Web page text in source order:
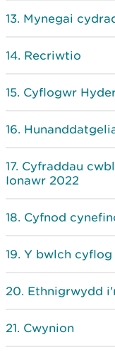
Mynegai
Recriwtio
Cyflogwr
Cyfraddau
Ionawr 2022
Cyfnod
Y bwlch cyflog
Ethnigrwydd
Cwynion